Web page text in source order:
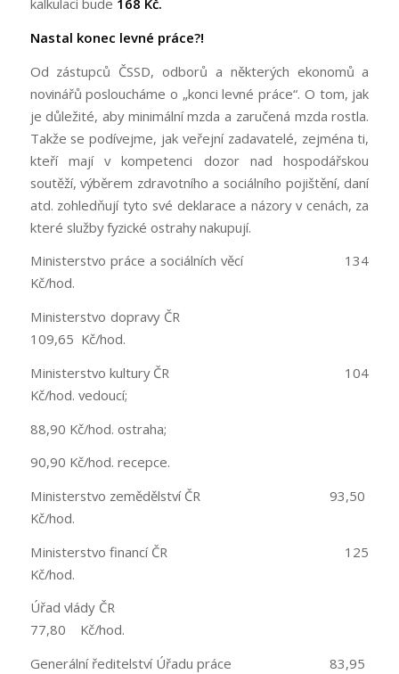
kalkulaci bude 168 Kč.
Nastal konec levné práce?!
Od zástupců ČSSD, odborů a některých ekonomů a
novinářů posloucháme o „konci levné práce“. O tom, jak
je důležité, aby minimální mzda a zaručená mzda rostla.
Takže se podívejme, jak veřejní zadavatelé, zejména ti,
kteří mají v kompetenci dozor nad hospodářskou
soutěží, výběrem zdravotního a sociálního pojištění, daní
atd. zohledňují tyto své deklarace a názory v cenách, za
které služby fyzické ostrahy nakupují.
Ministerstvo práce a sociálních věcí 134
Kč/hod.
Ministerstvo dopravy ČR
109,65 Kč/hod.
Ministerstvo kultury ČR 104
Kč/hod. vedoucí;
88,90 Kč/hod. ostraha;
90,90 Kč/hod. recepce.
Ministerstvo zemědělství ČR 93,50
Kč/hod.
Ministerstvo financí ČR 125
Kč/hod.
Úřad vlády ČR
77,80 Kč/hod.
Generální ředitelství Úřadu práce 83,95